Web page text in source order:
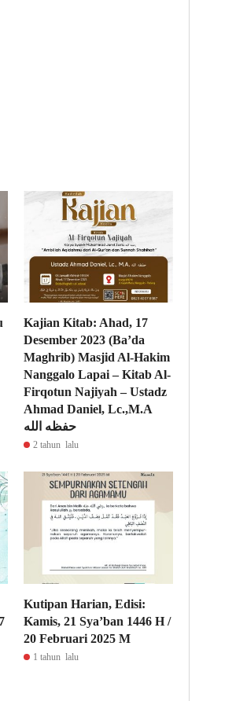
Kajian Kitab: Ahad, 17
Desember 2023 (Ba’da
Maghrib) Masjid Al-Hakim
Nanggalo Lapai – Kitab Al-
Firqotun Najiyah – Ustadz
Ahmad Daniel, Lc.,M.A
حفظه الله
2 tahun lalu
Kutipan Harian, Edisi:
Kamis, 21 Sya’ban 1446 H /
20 Februari 2025 M
1 tahun lalu